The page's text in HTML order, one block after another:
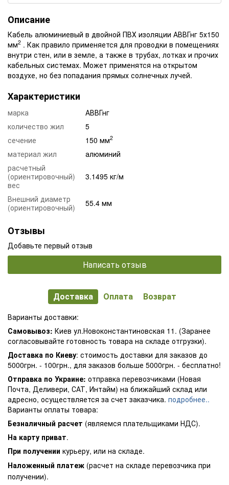
Описание
Кабель алюминиевый в двойной ПВХ изоляции АВВГнг 5х150
мм2 . Как правило применяется для проводки в помещениях
внутри стен, или в земле, а также в трубах, лотках и прочих
кабельных системах. Может применятся на открытом
воздухе, но без попадания прямых солнечных лучей.
Характеристики
марка
АВВГнг
количество жил
5
сечение
150 мм2
материал жил
алюминий
расчетный
(ориентировочный)
вес
3.1495 кг/м
Внешний диаметр
(ориентировочный)
55.4 мм
Отзывы
Добавьте первый отзыв
Написать отзыв
Доставка Оплата Возврат
Варианты доставки:
Самовывоз: Киев ул.Новоконстантиновская 11. (Заранее
согласовывайте готовность товара на складе отгрузки).
Доставка по Киеву: стоимость доставки для заказов до
5000грн. - 100грн., для заказов больше 5000грн. - бесплатно!
Отправка по Украине: отправка перевозчиками (Новая
Почта, Деливери, САТ, Интайм) на ближайший склад или
адресно, осуществляется за счет заказчика. подробнее..
Варианты оплаты товара:
Безналичный расчет (являемся плательщиками НДС).
На карту приват.
При получении курьеру, или на складе.
Наложенный платеж (расчет на складе перевозчика при
получении).